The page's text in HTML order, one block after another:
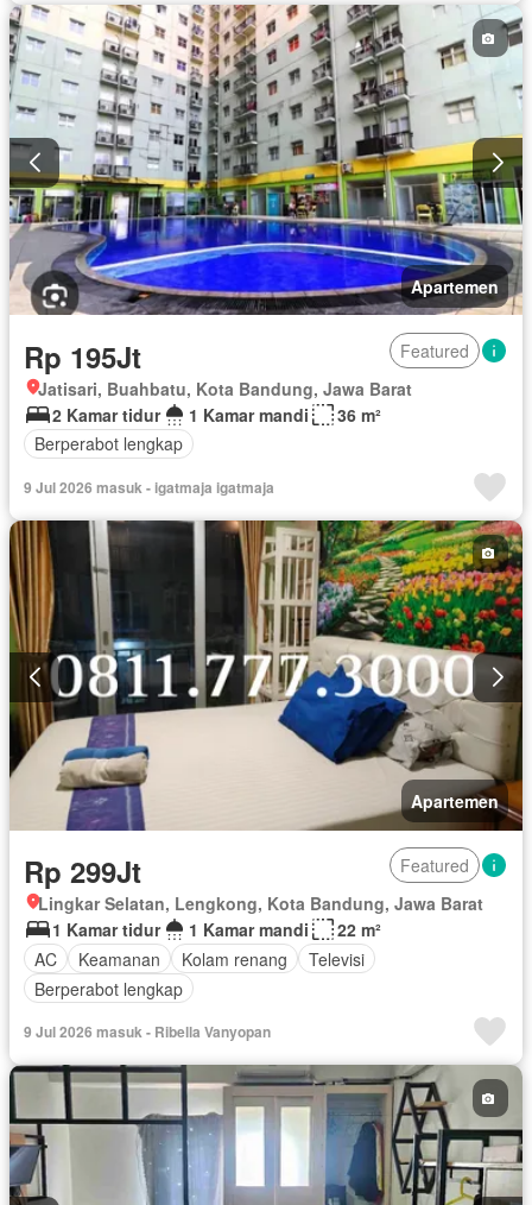
Apartemen
Rp 195Jt
Featured
Jatisari, Buahbatu, Kota Bandung, Jawa Barat
2 Kamar tidur
1 Kamar mandi
36 m²
Berperabot lengkap
9 Jul 2026 masuk - igatmaja igatmaja
Apartemen
Rp 299Jt
Featured
Lingkar Selatan, Lengkong, Kota Bandung, Jawa Barat
1 Kamar tidur
1 Kamar mandi
22 m²
AC
Keamanan Kolam renang
Televisi
Berperabot lengkap
9 Jul 2026 masuk - Ribella Vanyopan